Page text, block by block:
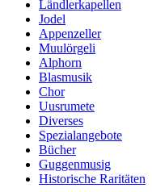
Ländlerkapellen
Jodel
Appenzeller
Muulörgeli
Alphorn
Blasmusik
Chor
Uusrumete
Diverses
Spezialangebote
Bücher
Guggenmusig
Historische Raritäten